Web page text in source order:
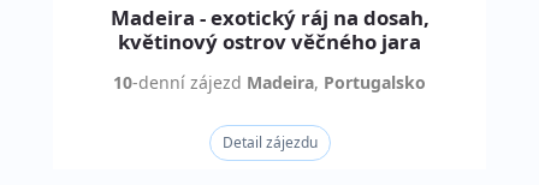
Madeira - exotický ráj na dosah,
květinový ostrov věčného jara
10-denní zájezd Madeira, Portugalsko
Detail zájezdu